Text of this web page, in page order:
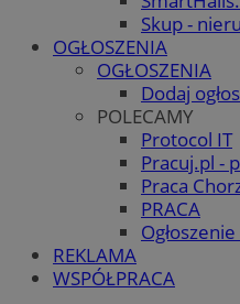
Skup -
OGŁOSZENIA
OGŁOSZENIA
Dodaj
POLECAMY
Protocol IT
Pracuj.pl -
Praca
PRACA
REKLAMA
WSPÓŁPRACA